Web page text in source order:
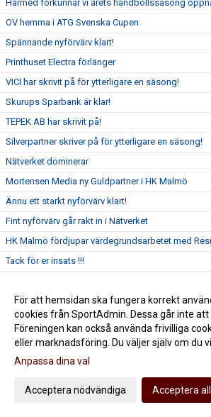
Härmed förkunnar vi årets handbollssäsong
OV hemma i ATG Svenska Cupen
Spännande nyförvärv klart!
Printhuset Electra förlänger
VICI har skrivit på för ytterligare en säsong!
Skurups Sparbank är klar!
TEPEK AB har skrivit på!
Silverpartner skriver på för ytterligare en säsong!
Nätverket dominerar
Mortensen Media ny Guldpartner i HK Malmö
Ännu ett starkt nyförvärv klart!
Fint nyförvärv går rakt in i Nätverket
HK Malmö fördjupar värdegrundsarbetet med
Tack för er insats !!!
Jörgen Rasmusson får Idrottsledarstipendium
Mittsexan Max Santos klar för HK Malmö
Våra padelfrukostar är igång
Adam Krantz klar för HK Malmö
Dags för match 4 mot IFK Kristianstad
För att hemsidan ska fungera korrekt
cookies från SportAdmin. Dessa går inte att
Föreningen kan också använda frivilliga
eller marknadsföring. Du väljer själv om du
Anpassa dina val
Acceptera nödvändiga Acceptera